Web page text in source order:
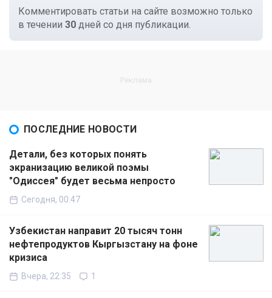
Комментировать статьи на сайте возможно только
в течении 30 дней со дня публикации.
ПОСЛЕДНИЕ НОВОСТИ
Детали, без которых понять
экранизацию великой поэмы
"Одиссея" будет весьма непросто
Сегодня, 00:47
Узбекистан направит 20 тысяч тонн
нефтепродуктов Кыргызстану на фоне
кризиса
Вчера, 22:35 1